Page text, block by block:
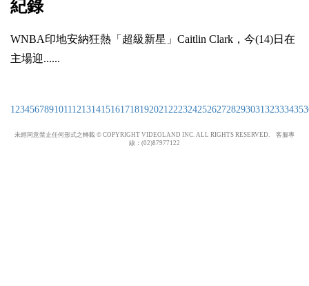
紀錄
WNBA印地安納狂熱「超級新星」Caitlin Clark，今(14)日在
主場迎......
1234567891011121314151617181920212223242526272829303132333435
未經同意禁止任何形式之轉載 © COPYRIGHT VIDEOLAND INC. ALL RIGHTS RESERVED. 客服專
線：(02)87977122